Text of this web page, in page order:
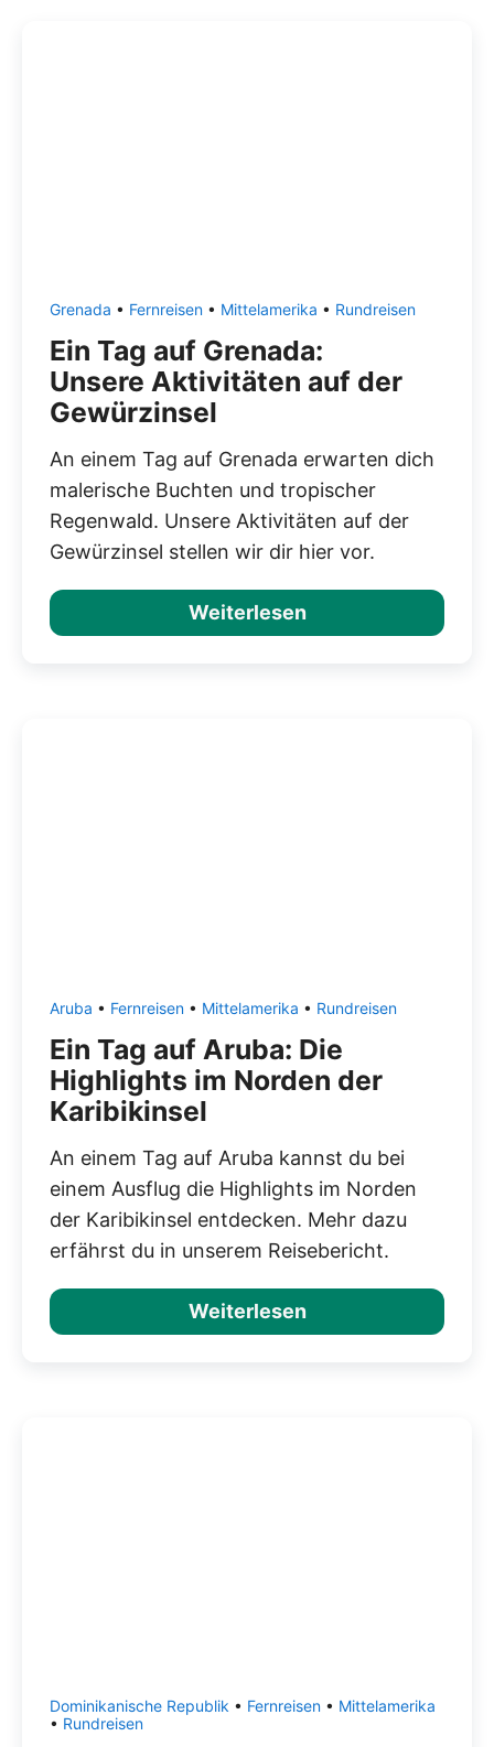
Grenada • Fernreisen • Mittelamerika • Rundreisen
Ein Tag auf Grenada:
Unsere Aktivitäten auf der
Gewürzinsel
An einem Tag auf Grenada erwarten dich
malerische Buchten und tropischer
Regenwald. Unsere Aktivitäten auf der
Gewürzinsel stellen wir dir hier vor.
Weiterlesen
Aruba • Fernreisen • Mittelamerika • Rundreisen
Ein Tag auf Aruba: Die
Highlights im Norden der
Karibikinsel
An einem Tag auf Aruba kannst du bei
einem Ausflug die Highlights im Norden
der Karibikinsel entdecken. Mehr dazu
erfährst du in unserem Reisebericht.
Weiterlesen
Dominikanische Republik • Fernreisen • Mittelamerika
• Rundreisen